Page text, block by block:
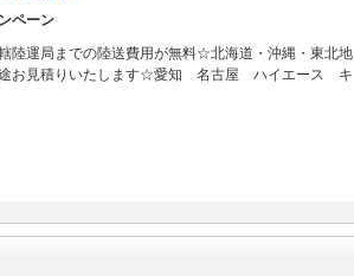
ペーン
陸運局までの陸送費用が無料☆北海道・沖縄・東北地
途お見積りいたします☆愛知 名古屋 ハイエース キ